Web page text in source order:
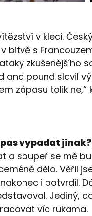
v kleci.
bitvě s
zkušenějšího
pound slavil
zápasu tolik
vypadat jinak?
a soupeř se mě
dělo. Věřil
i potvrdil.
Jediný,
víc rukama.